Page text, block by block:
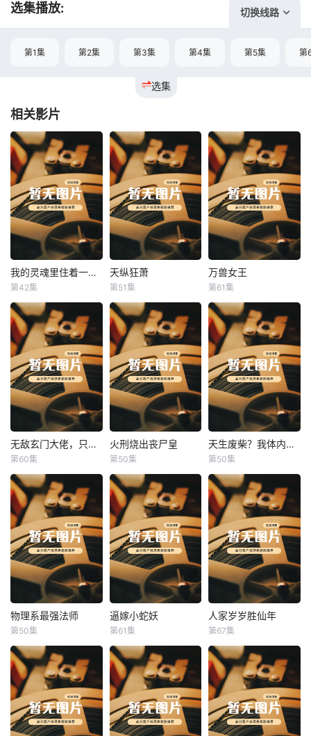
选集播放: 切换线路
选集
第1集 第2集 第3集 第4集 第5集 第
相关影片
我的灵魂里住着一条龙 我的灵魂里住着一条龙
第42集
天纵狂萧
天纵狂萧
第51集
万兽女王
万兽女王
第61集
无敌玄门大佬，只听姐姐的话 无敌玄门大佬，只听姐姐的话
第60集
火刑烧出丧尸皇
火刑烧出丧尸皇
第50集
天生废柴？我体内有神血 天生废柴？我体内有神血
第50集
物理系最强法师
物理系最强法师
第50集
逼嫁小蛇妖
逼嫁小蛇妖
第61集
人家岁岁胜仙年
人家岁岁胜仙年
第67集